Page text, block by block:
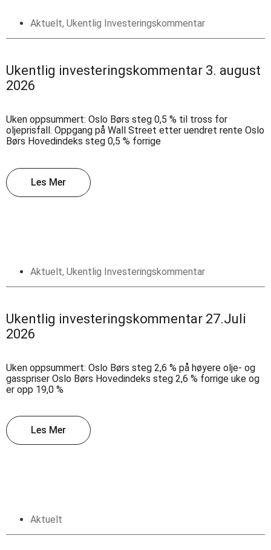
Aktuelt, Ukentlig Investeringskommentar
Ukentlig investeringskommentar 3. august
2026
Uken oppsummert: Oslo Børs steg 0,5 % til tross for
oljeprisfall. Oppgang på Wall Street etter uendret rente Oslo
Børs Hovedindeks steg 0,5 % forrige
Les Mer
Aktuelt, Ukentlig Investeringskommentar
Ukentlig investeringskommentar 27.Juli
2026
Uken oppsummert: Oslo Børs steg 2,6 % på høyere olje- og
gasspriser Oslo Børs Hovedindeks steg 2,6 % forrige uke og
er opp 19,0 %
Les Mer
Aktuelt